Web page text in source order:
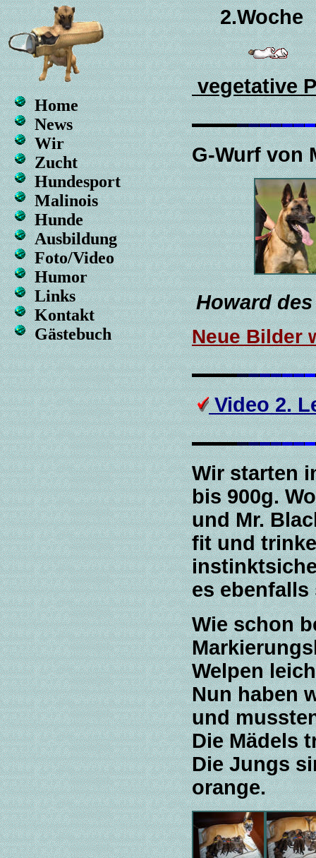
Home
News
Wir
Zucht
Hundesport
Malinois
Hunde
Ausbildung
Foto/Video
Humor
Links
Kontakt
Gästebuch
2.Woche
vegetative
G-Wurf von
Howard
Neue Bilder
Video 2.
Wir starten
bis 900g.
und Mr.
fit und
es
Wie schon
Welpen
Nun haben
und
Die Mädels
Die Jungs
orange.